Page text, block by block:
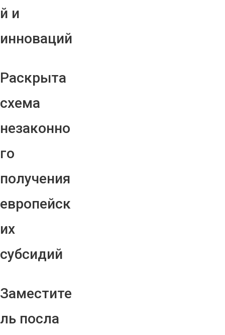
й и
инноваций
Раскрыта
схема
незаконно
го
получения
европейск
их
субсидий
Заместите
ль посла